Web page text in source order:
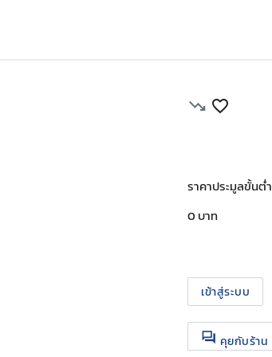
trending_down favorite_border
ราคาประมูลขั้นต่ำ
0 บาท
เข้าสู่ระบบ
question_answer คุยกับร้าน